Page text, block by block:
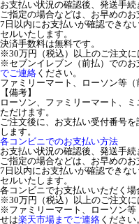
お支払い状況の確認後、発送手
ご指定の場合などは、お早めのお
7日以内にお支払いが確認できな
セルいたします。
決済手数料は無料です。
※30万円（税込）以上のご注文に
※セブンイレブン（前払）での
でご連絡 ください。
ファミリーマート、ローソン等（
【備考】
ローソン、ファミリーマート、
ただけます。
ご注文後に、お支払い受付番号
します。
各コンビニでのお支払い方法
お支払い状況の確認後、発送手
ご指定の場合などは、お早めのお
7日以内にお支払いが確認できな
セルいたします。
各コンビニでお支払いいただく場
※30万円（税込）以上のご注文に
※ファミリーマート、ローソン
せは楽天市場までご連絡 ください